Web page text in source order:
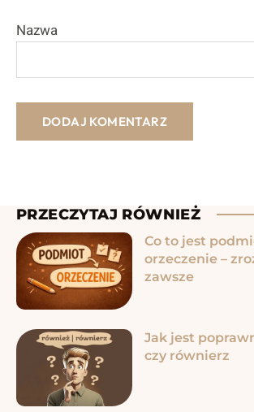
Nazwa
PRZECZYTAJ RÓWNIEŻ
Co to jest
orzeczenie –
zawsze
Jak jest
czy równierz